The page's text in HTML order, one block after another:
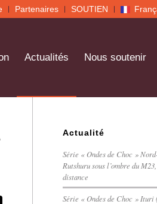
Partenaires SOUTIEN
Actualités Nous soutenir
Actualité
Série « Ondes de Choc »
Rutshuru sous l’ombre du
distance
Série « Ondes de Choc »